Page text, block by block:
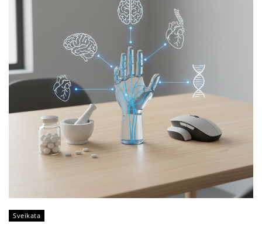
Sveikata